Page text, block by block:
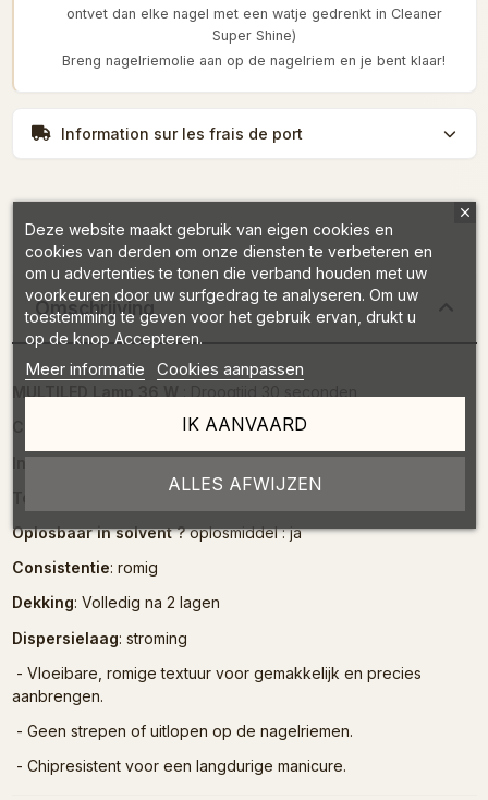
ontvet dan elke nagel met een watje gedrenkt in Cleaner
Super Shine)
Breng nagelriemolie aan op de nagelriem en je bent klaar!
Information sur les frais de port
Omschrijving
Inhoud: 7 ml
Oplosbaar in solvent ?oplosmiddel : ja
Consistentie: romig
Dekking: Volledig na 2 lagen
Dispersielaag: stroming
- Vloeibare, romige textuur voor gemakkelijk en precies
aanbrengen.
- Geen strepen of uitlopen op de nagelriemen.
- Chipresistent voor een langdurige manicure.
Deze website maakt gebruik van eigen cookies en
cookies van derden om onze diensten te verbeteren en
om u advertenties te tonen die verband houden met uw
voorkeuren door uw surfgedrag te analyseren. Om uw
toestemming te geven voor het gebruik ervan, drukt u
op de knop Accepteren.
Meer informatie Cookies aanpassen
ALLES AFWIJZEN
IK AANVAARD